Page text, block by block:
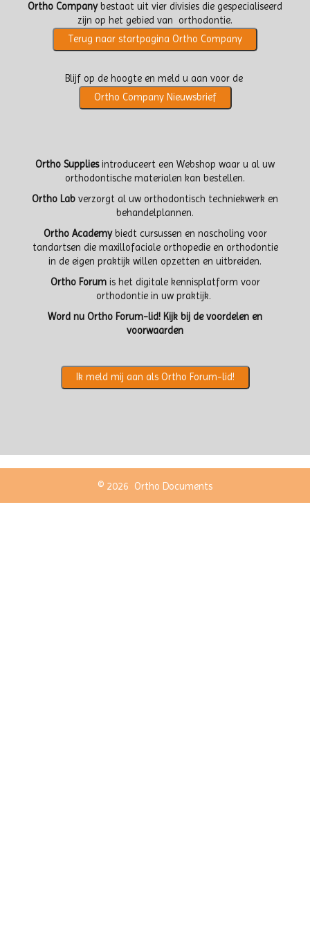
Ortho Companybestaat uit vier divisies die gespecialiseerd
zijn op het gebied van orthodontie.
Terug naar startpagina Ortho Company
Blijf op de hoogte en meld u aan voor de
Ortho Company Nieuwsbrief
Ortho Suppliesintroduceert een Webshop waar u al uw
orthodontische materialen kan bestellen.
Ortho Lab verzorgt al uw orthodontisch techniekwerk en
behandelplannen.
Ortho Academybiedt cursussen en nascholing voor
tandartsen die maxillofaciale orthopedie en orthodontie
in de eigen praktijk willen opzetten en uitbreiden.
Ortho Forumis het digitale kennisplatform voor
orthodontie in uw praktijk.
Word nu Ortho Forum-lid! Kijk bij devoordelen en
voorwaarden
Ik meld mij aan als Ortho Forum-lid!
© 2026 Ortho Documents